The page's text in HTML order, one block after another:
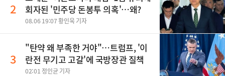
2
회자된 '민주당 돈봉투 의혹'…왜?
08.06 19:07 황인욱 기자
3
"탄약 왜 부족한 거야"…트럼프, '이
란전 무기고 고갈'에 국방장관 질책
02:01 정인균 기자